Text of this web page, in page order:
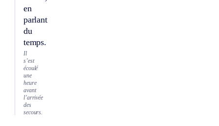
en
parlant
du
temps.
Il
s’est
écoulé
une
heure
avant
l’arrivée
des
secours.